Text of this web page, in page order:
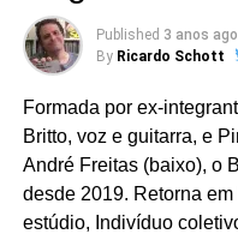
Published 3 anos ago
By Ricardo Schott
Formada por ex-
Britto, voz e guitarra, e
André Freitas (baixo), o
desde 2019. Retorna
estúdio, Indivíduo